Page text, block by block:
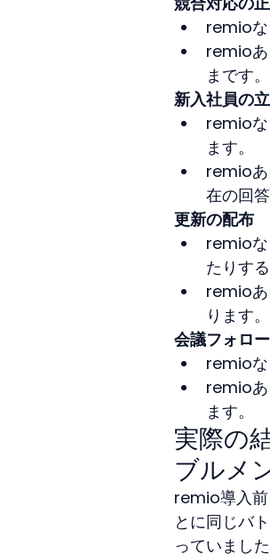
remioな
remioあ
まです。
新入社員の
remioな
ます。
remioあ
在の回
更新の配布
remioな
たりす
remioあ
ります。
会議フォロ
remioな
remioあ
ます。
実際の
ブルメ
remio導入前
とに同じバ
っていまし